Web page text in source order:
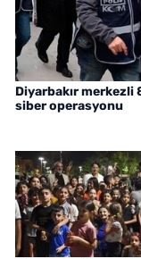
Diyarbakır merkezli
siber operasyonu